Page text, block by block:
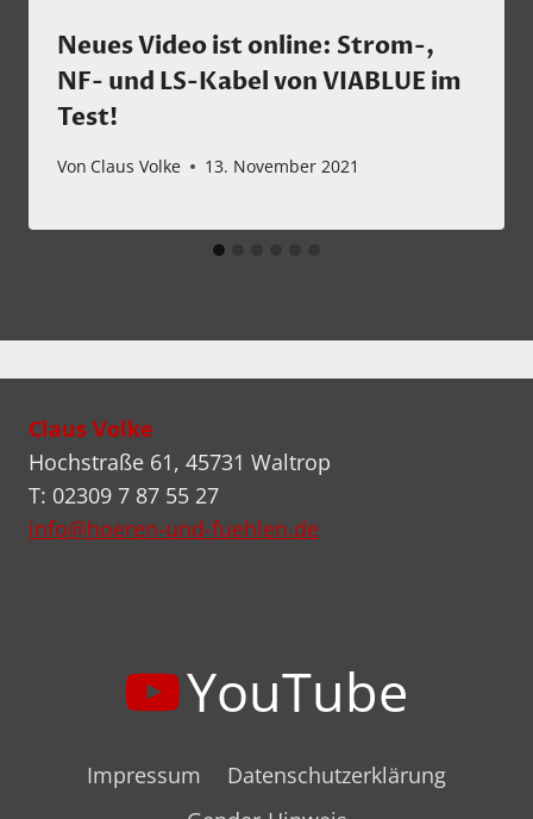
Neues Video ist online: Strom-,
NF- und LS-Kabel von VIABLUE im
Test!
Von Claus Volke 13. November 2021
Claus Volke
Hochstraße 61, 45731 Waltrop
T: 02309 7 87 55 27
info@hoeren-und-fuehlen.de
YouTube
Impressum
Datenschutzerklärung